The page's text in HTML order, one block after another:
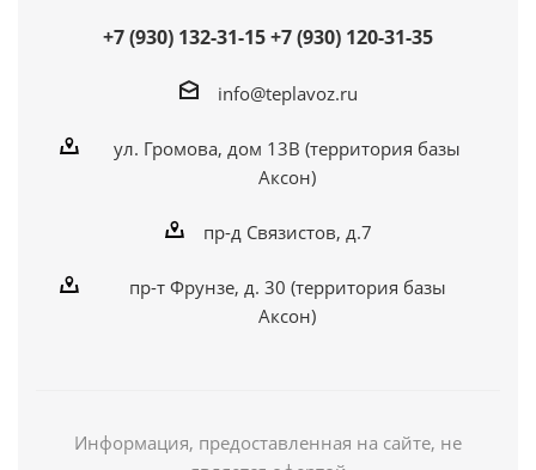
+7 (930) 132-31-15+7 (930) 120-31-35
info@teplavoz.ru
ул. Громова, дом 13В (территория базы
Аксон)
пр-д Связистов, д.7
пр-т Фрунзе, д. 30 (территория базы
Аксон)
Информация, предоставленная на сайте, не